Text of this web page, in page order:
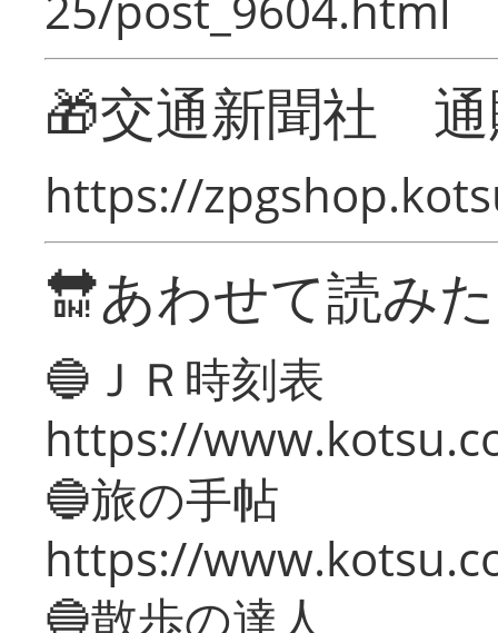
🎁交通新聞社
https://
🔛あわせて読み
🔵ＪＲ時刻表
https://
🔵旅の手帖
https://
🔵散歩の達人